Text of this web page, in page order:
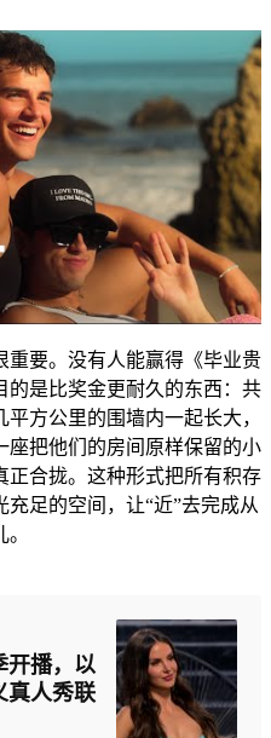
重要。没有人能赢得《毕业贵
的是比奖金更耐久的东西：共
方公里的围墙内一起长大，
座把他们的房间原样保留的小
正合拢。这种形式把所有积存
足的空间，让“近”去完成从
开播，以
真人秀联